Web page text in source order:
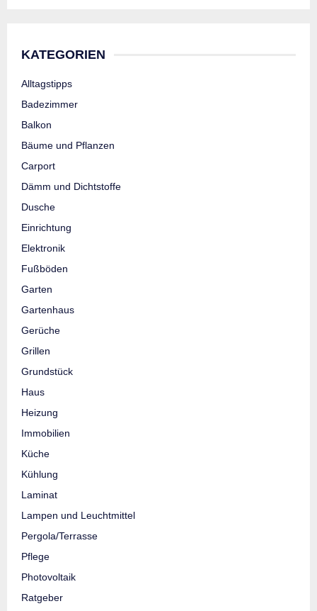
KATEGORIEN
Alltagstipps
Badezimmer
Balkon
Bäume und Pflanzen
Carport
Dämm und Dichtstoffe
Dusche
Einrichtung
Elektronik
Fußböden
Garten
Gartenhaus
Gerüche
Grillen
Grundstück
Haus
Heizung
Immobilien
Küche
Kühlung
Laminat
Lampen und Leuchtmittel
Pergola/Terrasse
Pflege
Photovoltaik
Ratgeber